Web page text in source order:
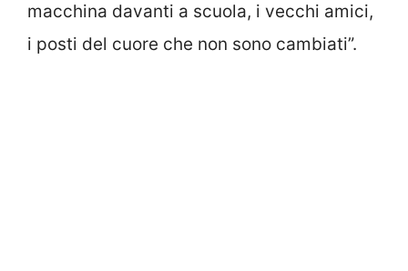
macchina davanti a scuola, i vecchi amici,
i posti del cuore che non sono cambiati”.